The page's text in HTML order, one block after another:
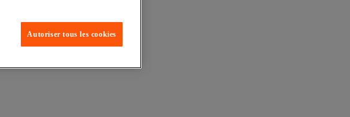
Autoriser tous les cookies